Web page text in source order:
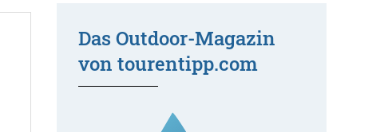
Das Outdoor-Magazin
von tourentipp.com